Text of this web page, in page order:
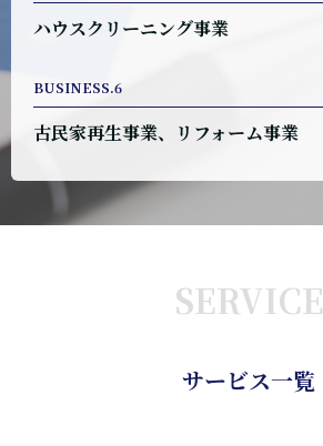
ハウスクリーニング事業
BUSINESS.6
古民家再生事業、リフォーム事業
SERVICE
サービス一覧